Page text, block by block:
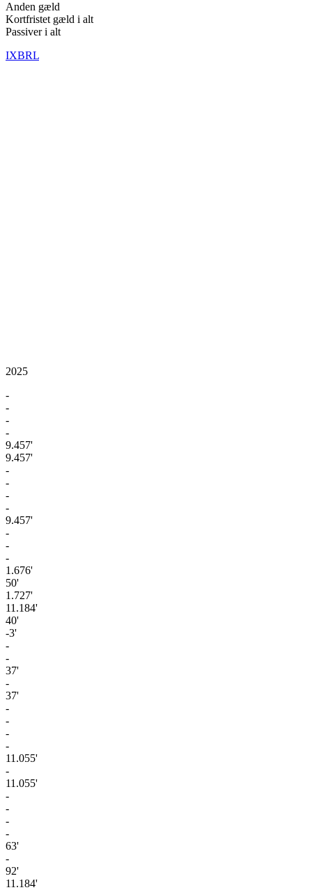
Anden gæld
Kortfristet gæld i alt
Passiver i alt
IXBRL
2025
-
-
-
-
9.457'
9.457'
-
-
-
-
9.457'
-
-
-
1.676'
50'
1.727'
11.184'
40'
-3'
-
-
37'
-
37'
-
-
-
-
11.055'
-
11.055'
-
-
-
-
63'
-
92'
11.184'